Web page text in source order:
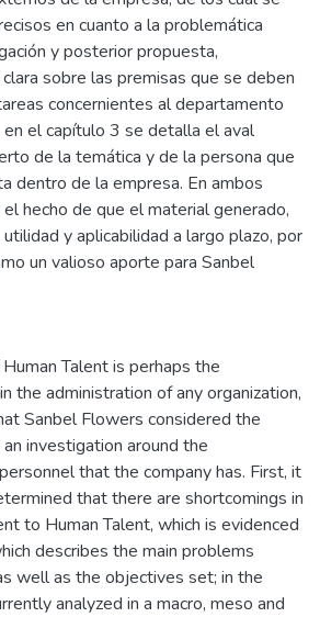
en cuanto a la problemática
y posterior propuesta,
sobre las premisas que se deben
concernientes al departamento
en el capítulo 3 se detalla el aval
de la temática y de la persona que
dentro de la empresa. En ambos
hecho de que el material generado,
y aplicabilidad a largo plazo, por
un valioso aporte para Sanbel
Talent is perhaps the
the administration of any organization,
Sanbel Flowers considered the
investigation around the
that the company has. First, it
that there are shortcomings in
to Human Talent, which is evidenced
describes the main problems
well as the objectives set; in the
analyzed in a macro, meso and